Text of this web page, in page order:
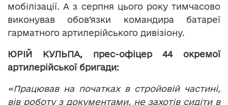
мобілізації. А з серпня цього року тимчасово
виконував обов’язки командира батареї
гарматного артилерійського дивізіону.
ЮРІЙ КУЛЬПА, прес-офіцер 44 окремої
артилерійської бригади:
«Працював на початках в стройовій частині,
вів роботу з документами, не захотів сидіти в